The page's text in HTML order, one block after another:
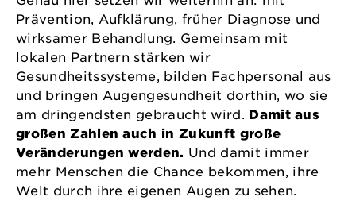
Prävention, Aufklärung, früher Diagnose und
wirksamer Behandlung. Gemeinsam mit
lokalen Partnern stärken wir
Gesundheitssysteme, bilden Fachpersonal aus
und bringen Augengesundheit dorthin, wo sie
am dringendsten gebraucht wird. Damit aus
großen Zahlen auch in Zukunft große
Veränderungen werden. Und damit immer
mehr Menschen die Chance bekommen, ihre
Welt durch ihre eigenen Augen zu sehen.